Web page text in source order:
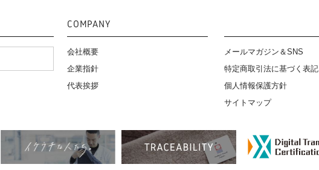
COMPANY
会社概要
企業指針
代表挨拶
メールマガジン＆SNS
特定商取引法に基づく表記
個人情報保護方針
サイトマップ